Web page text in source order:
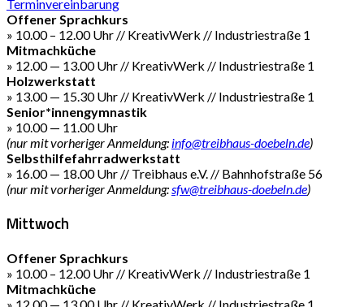
Terminvereinbarung
Offener Sprachkurs
» 10.00 – 12.00 Uhr // KreativWerk // Industriestraße 1
Mitmachküche
» 12.00 — 13.00 Uhr // KreativWerk // Industriestraße 1
Holzwerkstatt
» 13.00 — 15.30 Uhr // KreativWerk // Industriestraße 1
Senior*innengymnastik
» 10.00 — 11.00 Uhr
(nur mit vorheriger Anmeldung: info@treibhaus-doebeln.de)
Selbsthilfefahrradwerkstatt
» 16.00 — 18.00 Uhr // Treibhaus e.V. // Bahnhofstraße 56
(nur mit vorheriger Anmeldung:sfw@treibhaus-doebeln.de)
Mittwoch
Offener Sprachkurs
» 10.00 – 12.00 Uhr // KreativWerk // Industriestraße 1
Mitmachküche